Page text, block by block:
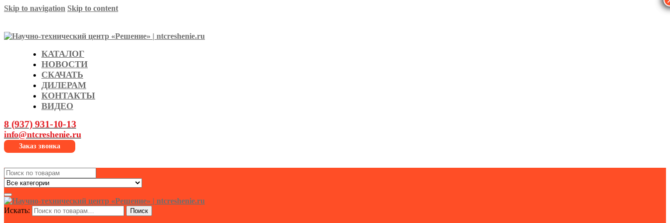
Skip to navigation Skip to content
КАТАЛОГ
НОВОСТИ
СКАЧАТЬ
ДИЛЕРАМ
КОНТАКТЫ
ВИДЕО
8 (937) 931-10-13
info@ntcreshenie.ru
Заказ звонка
Search
for:
Искать: Поиск